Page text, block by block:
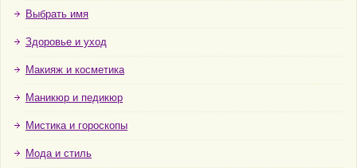
Выбрать имя
Здоровье и уход
Макияж и косметика
Маникюр и педикюр
Мистика и гороскопы
Мода и стиль